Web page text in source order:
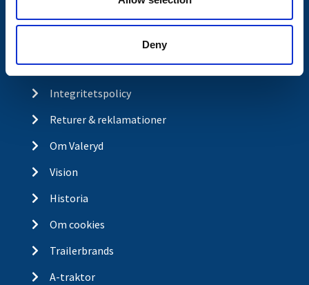
Deny
Köp- och returvillkor
Ångra köp
Integritetspolicy
Returer & reklamationer
Om Valeryd
Vision
Historia
Om cookies
Trailerbrands
A-traktor